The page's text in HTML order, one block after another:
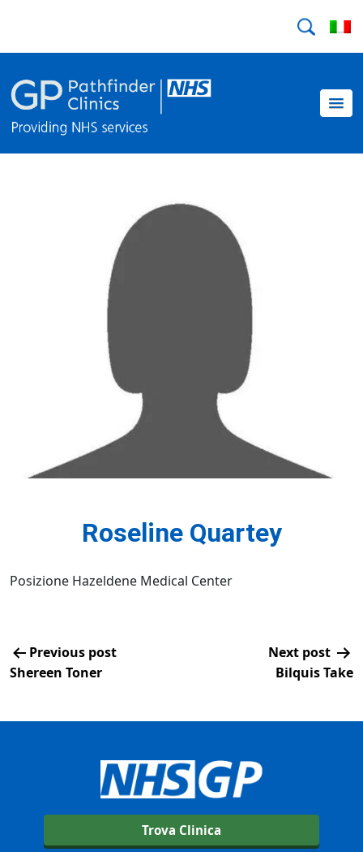
Roseline Quartey
Posizione Hazeldene Medical Center
Previous post
Shereen Toner
Next post
Bilquis Take
Trova Clinica